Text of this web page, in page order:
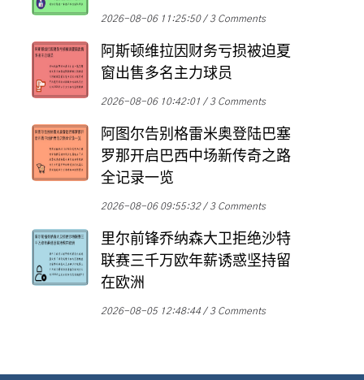
2026-08-06 11:25:50 3 Comments
阿斯顿维拉因财务亏损被迫夏
窗出售多名主力球员
2026-08-06 10:42:01 3 Comments
阿图尔告别格雷米奥登陆巴塞
罗那开启巴西中场新传奇之路
全记录一览
2026-08-06 09:55:32 3 Comments
里尔前锋乔纳森大卫拒绝沙特
联赛三千万欧年薪诱惑坚持留
在欧洲
2026-08-05 12:48:44 3 Comments